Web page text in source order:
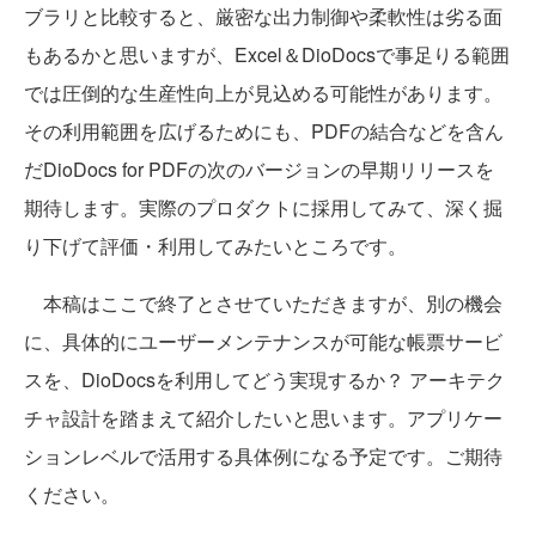
ブラリと比較すると、厳密な出力制御や柔軟性は劣る面
もあるかと思いますが、Excel＆DioDocsで事足りる範囲
では圧倒的な生産性向上が見込める可能性があります。
その利用範囲を広げるためにも、PDFの結合などを含ん
だDioDocs for PDFの次のバージョンの早期リリースを
期待します。実際のプロダクトに採用してみて、深く掘
り下げて評価・利用してみたいところです。
本稿はここで終了とさせていただきますが、別の機会
に、具体的にユーザーメンテナンスが可能な帳票サービ
スを、DioDocsを利用してどう実現するか？ アーキテク
チャ設計を踏まえて紹介したいと思います。アプリケー
ションレベルで活用する具体例になる予定です。ご期待
ください。